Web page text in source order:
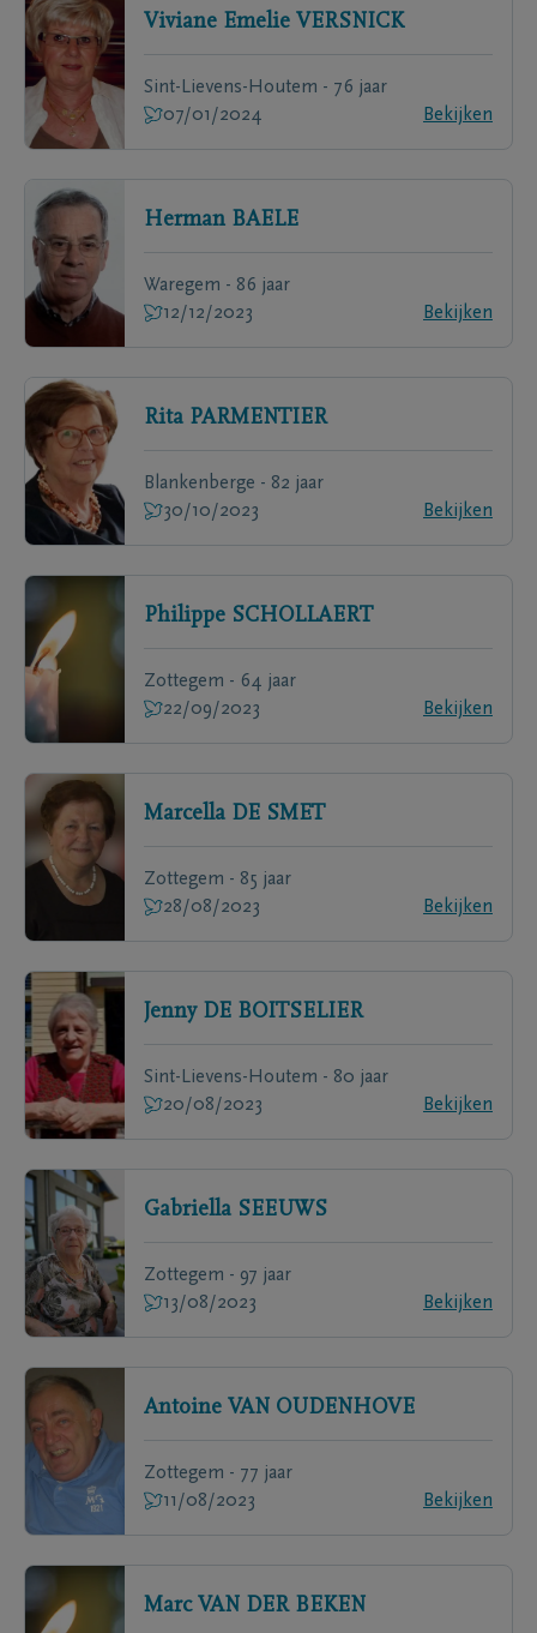
Viviane Emelie VERSNICK
Sint-Lievens-Houtem - 76 jaar
07/01/2024
Bekijken
Herman BAELE
Waregem - 86 jaar
12/12/2023
Bekijken
Rita PARMENTIER
Blankenberge - 82 jaar
30/10/2023
Bekijken
Philippe SCHOLLAERT
Zottegem - 64 jaar
22/09/2023
Bekijken
Marcella DE SMET
Zottegem - 85 jaar
28/08/2023
Bekijken
Jenny DE BOITSELIER
Sint-Lievens-Houtem - 80 jaar
20/08/2023
Bekijken
Gabriella SEEUWS
Zottegem - 97 jaar
13/08/2023
Bekijken
Antoine VAN OUDENHOVE
Zottegem - 77 jaar
11/08/2023
Bekijken
Marc VAN DER BEKEN